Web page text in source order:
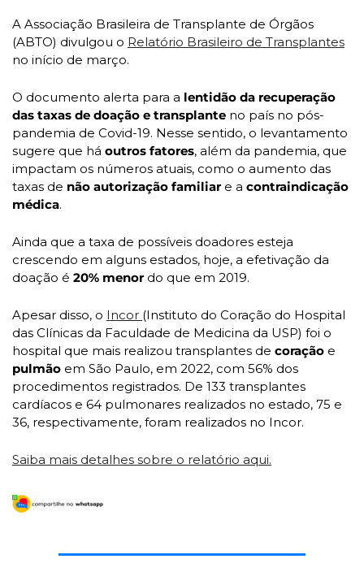
A Associação Brasileira de Transplante de Órgãos
(ABTO) divulgou o Relatório Brasileiro de Transplantes
no início de março.
O documento alerta para a lentidão da recuperação
das taxas de doação e transplante no país no pós-
pandemia de Covid-19. Nesse sentido, o levantamento
sugere que há outros fatores, além da pandemia, que
impactam os números atuais, como o aumento das
taxas de não autorização familiar e a contraindicação
médica.
Ainda que a taxa de possíveis doadores esteja
crescendo em alguns estados, hoje, a efetivação da
doação é 20% menor do que em 2019.
Apesar disso, o Incor (Instituto do Coração do Hospital
das Clínicas da Faculdade de Medicina da USP) foi o
hospital que mais realizou transplantes de coração
pulmão em São Paulo, em 2022, com 56% dos
procedimentos registrados. De 133 transplantes
cardíacos e 64 pulmonares realizados no estado, 75 e
36, respectivamente, foram realizados no Incor.
Saiba mais detalhes sobre o relatório aqui.